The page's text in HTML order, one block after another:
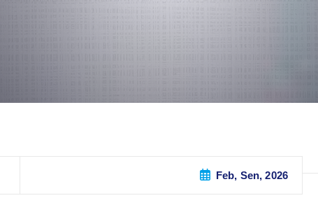
Feb, Sen, 2026